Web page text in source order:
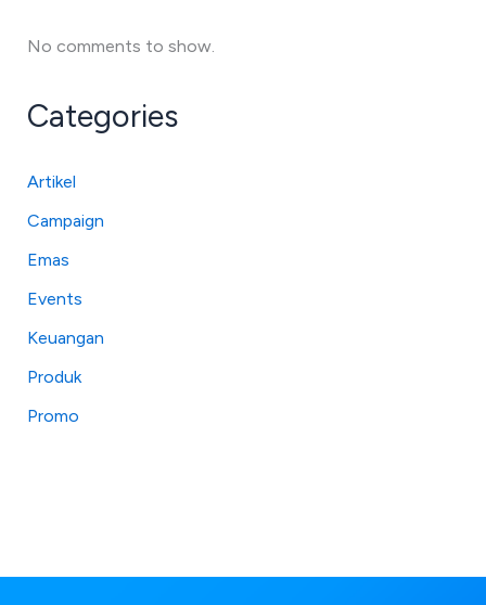
No comments to show.
Categories
Artikel
Campaign
Emas
Events
Keuangan
Produk
Promo